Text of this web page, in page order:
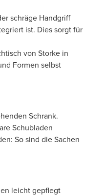
schräge Handgriff
ist. Dies sorgt für
von Storke in
Formen selbst
Schrank.
Schubladen
So sind die Sachen
leicht gepflegt